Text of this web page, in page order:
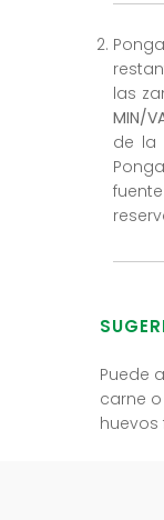
las
MIN/
de la
Puede
carne
huevos